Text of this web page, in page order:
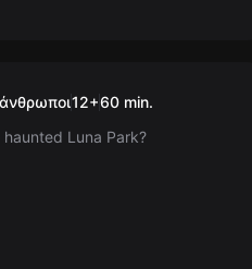
Escape
12+60 min.
Luna Park?